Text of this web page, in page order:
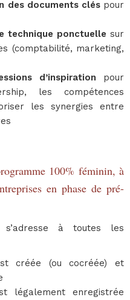
des documents cléspour
technique ponctuelle sur
(comptabilité, marketing,
d’inspiration pour
les compétences
les synergies entre
100% féminin, à
en phase de pré-
à toutes les
créée (ou cocréée) et
légalement enregistrée